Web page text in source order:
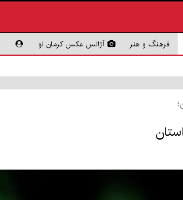
فرهنگ و هنر آژانس عکس کرمان نو